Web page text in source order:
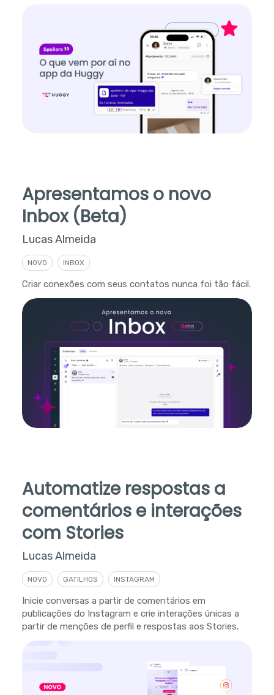
Apresentamos o novo
Inbox (Beta)
Lucas Almeida
NOVO INBOX
Criar conexões com seus contatos nunca foi tão fácil.
Automatize respostas a
comentários e interações
com Stories
Lucas Almeida
NOVO GATILHOS INSTAGRAM
Inicie conversas a partir de comentários em
publicações do Instagram e crie interações únicas a
partir de menções de perfil e respostas aos Stories.